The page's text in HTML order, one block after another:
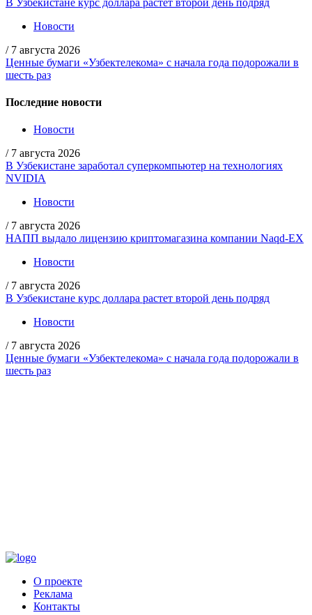
Новости
/ 7 августа 2026
Ценные бумаги «Узбектелекома» с начала года подорожали в
шесть раз
Последние новости
Новости
/ 7 августа 2026
В Узбекистане заработал суперкомпьютер на технологиях
NVIDIA
Новости
/ 7 августа 2026
НАПП выдало лицензию криптомагазина компании Naqd-EX
Новости
/ 7 августа 2026
В Узбекистане курс доллара растет второй день подряд
Новости
/ 7 августа 2026
Ценные бумаги «Узбектелекома» с начала года подорожали в
шесть раз
О проекте
Реклама
Контакты